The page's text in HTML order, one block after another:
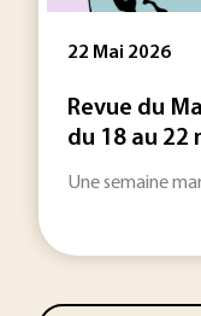
22 Mai 2026
Revue du
du 18 au 22
Une semaine